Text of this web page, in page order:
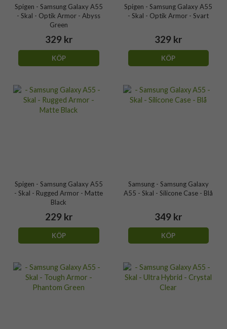
Spigen - Samsung Galaxy A55
- Skal - Optik Armor - Abyss
Green
329 kr
KÖP
Spigen - Samsung Galaxy A55
- Skal - Optik Armor - Svart
329 kr
KÖP
Spigen - Samsung Galaxy A55
- Skal - Rugged Armor - Matte
Black
229 kr
KÖP
Samsung - Samsung Galaxy
A55 - Skal - Silicone Case - Blå
349 kr
KÖP